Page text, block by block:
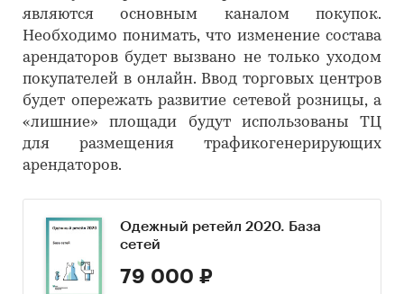
являются основным каналом покупок.
Необходимо понимать, что изменение состава
арендаторов будет вызвано не только уходом
покупателей в онлайн. Ввод торговых центров
будет опережать развитие сетевой розницы, а
«лишние» площади будут использованы ТЦ
для размещения трафикогенерирующих
арендаторов.
Одежный ретейл 2020. База
сетей
79 000 ₽